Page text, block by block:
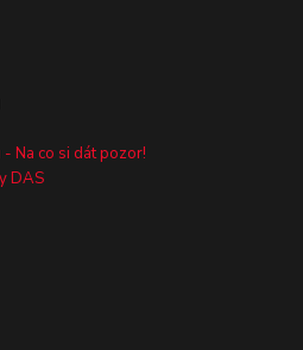
Na co si dát pozor!
DAS